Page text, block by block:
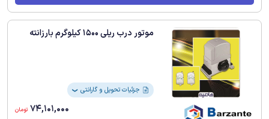
موتور درب ریلی 1500 کیلوگرم بارزانته
جزئیات تحویل و گارانتی ❯
74,101,000 تومان